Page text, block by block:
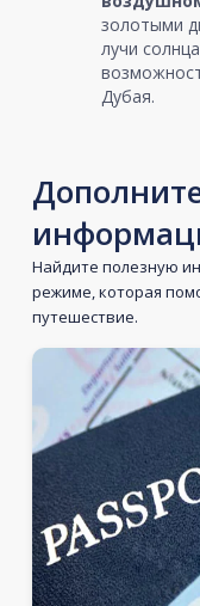
золотыми
лучи
Дубая.
Найдите полезную
режиме, которая
путешествие.